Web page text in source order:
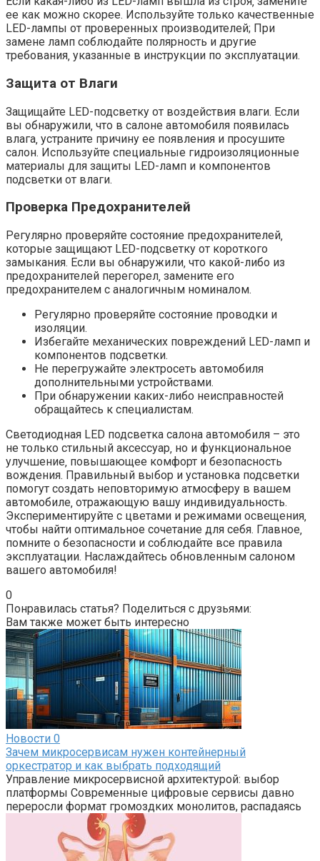
ее как можно скорее. Используйте только качественные
LED-лампы от проверенных производителей; При
замене ламп соблюдайте полярность и другие
требования‚ указанные в инструкции по эксплуатации.
Защита от Влаги
Защищайте LED-подсветку от воздействия влаги. Если
вы обнаружили‚ что в салоне автомобиля появилась
влага‚ устраните причину ее появления и просушите
салон. Используйте специальные гидроизоляционные
материалы для защиты LED-ламп и компонентов
подсветки от влаги.
Проверка Предохранителей
Регулярно проверяйте состояние предохранителей‚
которые защищают LED-подсветку от короткого
замыкания. Если вы обнаружили‚ что какой-либо из
предохранителей перегорел‚ замените его
предохранителем с аналогичным номиналом.
Регулярно проверяйте состояние проводки и
изоляции.
Избегайте механических повреждений LED-ламп и
компонентов подсветки.
Не перегружайте электросеть автомобиля
дополнительными устройствами.
При обнаружении каких-либо неисправностей
обращайтесь к специалистам.
Светодиодная LED подсветка салона автомобиля – это
не только стильный аксессуар‚ но и функциональное
улучшение‚ повышающее комфорт и безопасность
вождения. Правильный выбор и установка подсветки
помогут создать неповторимую атмосферу в вашем
автомобиле‚ отражающую вашу индивидуальность.
Экспериментируйте с цветами и режимами освещения‚
чтобы найти оптимальное сочетание для себя. Главное‚
помните о безопасности и соблюдайте все правила
эксплуатации. Наслаждайтесь обновленным салоном
вашего автомобиля!
0
Понравилась статья? Поделиться с друзьями:
Вам также может быть интересно
Новости 0
Зачем микросервисам нужен контейнерный
оркестратор и как выбрать подходящий
Управление микросервисной архитектурой: выбор
платформы Современные цифровые сервисы давно
переросли формат громоздких монолитов, распадаясь